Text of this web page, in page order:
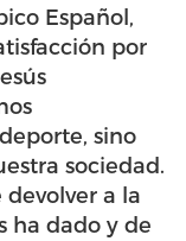
Español,
por
sino
sociedad.
a la
ha dado y de